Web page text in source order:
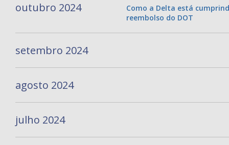
outubro 2024
Como a Delta está
reembolso do DOT
setembro 2024
agosto 2024
julho 2024